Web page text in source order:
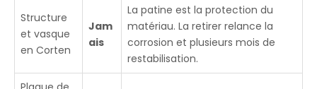
Structure
et vasque
en Corten
Jam
ais
La patine est la protection du
matériau. La retirer relance la
corrosion et plusieurs mois de
restabilisation.